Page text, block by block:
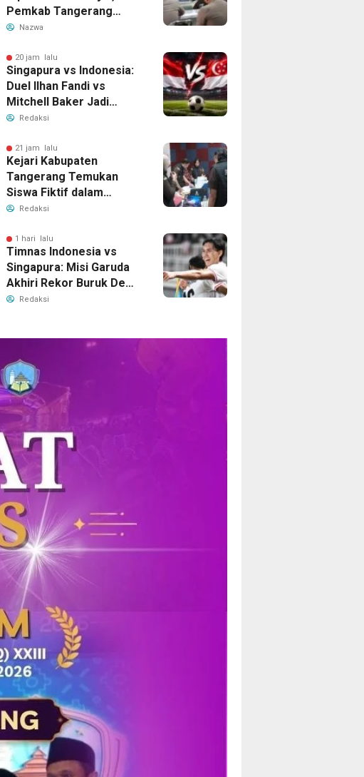
Pemkab Tangerang
Siapkan Langkah
Bersih
Nazwa
20 jam lalu
Singapura vs Indonesia:
Duel Ilhan Fandi vs
Mitchell Baker Jadi
Sorotan di Piala AFF
Redaksi
21 jam lalu
Kejari Kabupaten
Tangerang Temukan
Siswa Fiktif dalam
Penyidikan Dana BOP
Redaksi
1 hari lalu
Timnas Indonesia vs
Singapura: Misi Garuda
Akhiri Rekor Buruk Demi
Tiket Semifinal Piala AFF
Redaksi